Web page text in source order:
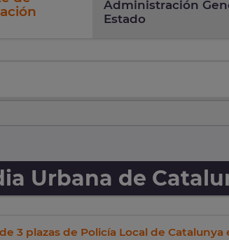
Administración
Estado
Urbana de
3 plazas de Policía Local de Catalunya